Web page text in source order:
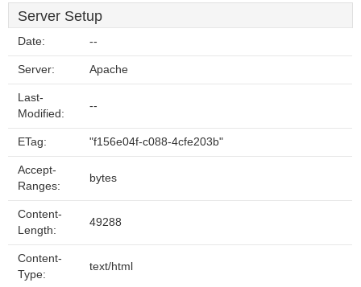
Server Setup
Date: --
Server: Apache
Last-
Modified:
--
ETag: "f156e04f-c088-4cfe203b"
Accept-
Ranges:
bytes
Content-
Length:
49288
Content-
Type:
text/html